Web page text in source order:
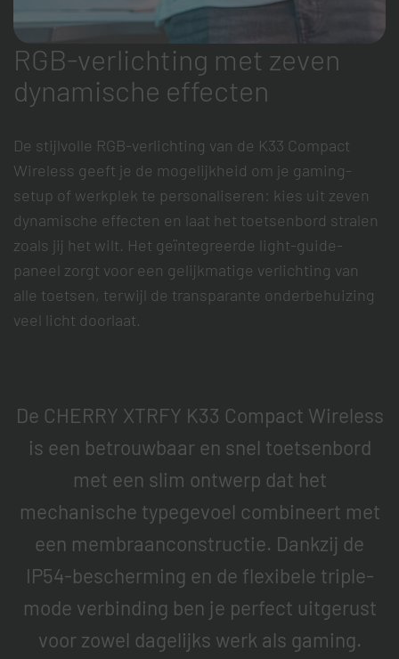
RGB-verlichting met zeven
dynamische effecten
De stijlvolle RGB-verlichting van de K33 Compact
Wireless geeft je de mogelijkheid om je gaming-
setup of werkplek te personaliseren: kies uit zeven
dynamische effecten en laat het toetsenbord stralen
zoals jij het wilt. Het geïntegreerde light-guide-
paneel zorgt voor een gelijkmatige verlichting van
alle toetsen, terwijl de transparante onderbehuizing
veel licht doorlaat.
De CHERRY XTRFY K33 Compact Wireless
is een betrouwbaar en snel toetsenbord
met een slim ontwerp dat het
mechanische typegevoel combineert met
een membraanconstructie. Dankzij de
IP54-bescherming en de flexibele triple-
mode verbinding ben je perfect uitgerust
voor zowel dagelijks werk als gaming.